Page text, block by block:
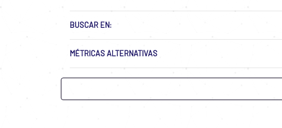
BUSCAR EN:
MÉTRICAS ALTERNATIVAS